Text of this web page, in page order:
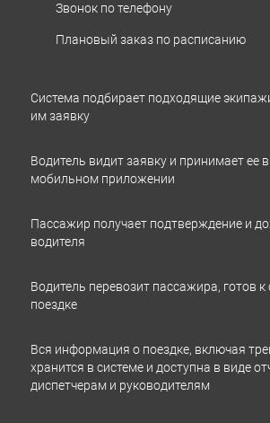
Таджикистан
Узбекистан
Украина
Черногория
Швейцария
Эстония
Эфиопия
Звонок по телефону
Плановый заказ по расписанию
Система подбирает подходящие
им заявку
Водитель видит заявку и принимает ее
мобильном приложении
Пассажир получает подтверждение и
водителя
Водитель перевозит пассажира, готов
поездке
Вся информация о поездке, включая
хранится в системе и доступна в виде
диспетчерам и руководителям